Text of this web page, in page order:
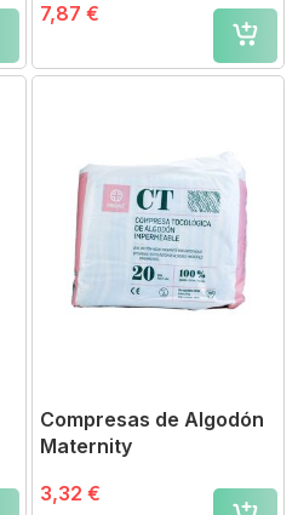
7,87 €
Compresas de Algodón
Maternity
3,32 €